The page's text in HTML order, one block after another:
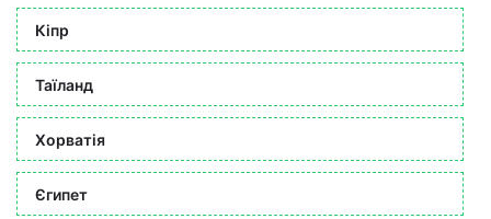
Кіпр
Таїланд
Хорватія
Єгипет